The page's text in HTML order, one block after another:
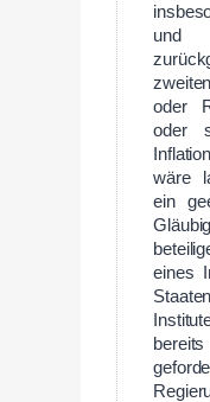
und
oder
oder
wäre
ein
eines